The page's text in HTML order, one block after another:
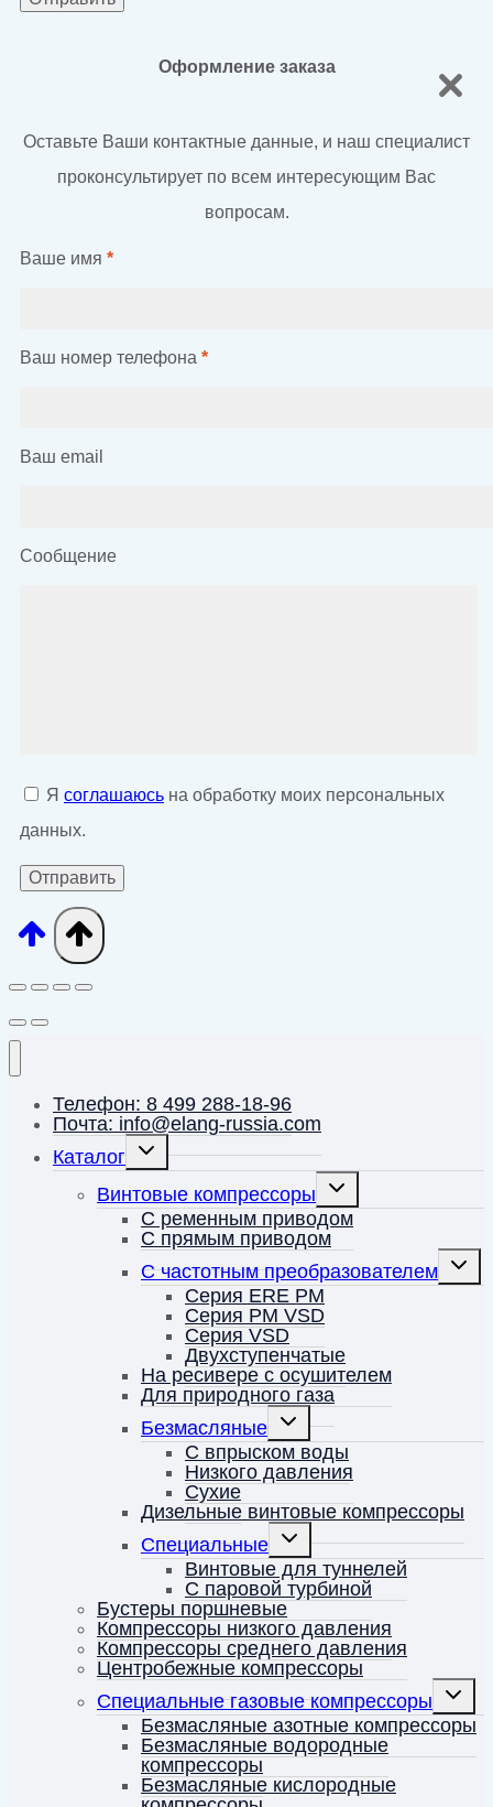
Оформление заказа
Оставьте Ваши контактные данные, и наш специалист
проконсультирует по всем интересующим Вас
вопросам.
Ваше имя *
Ваш номер телефона *
Ваш email
Сообщение
Я соглашаюсь на обработку моих персональных
данных.
Телефон: 8 499 288-18-96
Почта: info@elang-russia.com
Каталог
Переключить
дочернее
меню
Винтовые компрессоры
Переключить
дочернее
меню
С ременным приводом
С прямым приводом
С частотным преобразователем
меню
Серия ERE PM
Серия PM VSD
Серия VSD
Двухступенчатые
На ресивере с осушителем
Для природного газа
Безмасляные
Переключить
дочернее
меню
С впрыском воды
Низкого давления
Сухие
Дизельные винтовые компрессоры
Специальные
Переключить
дочернее
меню
Винтовые для туннелей
С паровой турбиной
Бустеры поршневые
Компрессоры низкого давления
Компрессоры среднего давления
Центробежные компрессоры
Специальные газовые компрессоры
меню
Безмасляные азотные компрессоры
Безмасляные водородные
компрессоры
Безмасляные кислородные